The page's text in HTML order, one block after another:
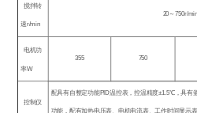
搅拌转
速r/min
20 ～750r/
电机功
率W
355 750
控制仪
配具有自整定功能PID温控表，控温精度±1.5℃，具有
功能，配有加热电压表、电机电流表、工作时间显示表